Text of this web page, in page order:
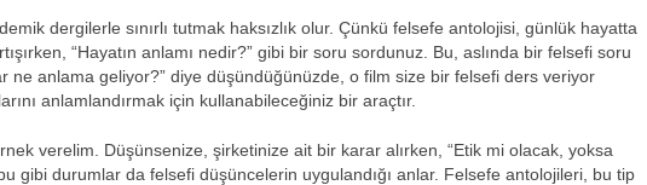
dergilerle sınırlı tutmak haksızlık olur. Çünkü felsefe antolojisi, günlük hayatta
“Hayatın anlamı nedir?” gibi bir soru sordunuz. Bu, aslında bir felsefi soru
ne anlama geliyor?” diye düşündüğünüzde, o film size bir felsefi ders veriyor
anlamlandırmak için kullanabileceğiniz bir araçtır.
verelim. Düşünsenize, şirketinize ait bir karar alırken, “Etik mi olacak, yoksa
bu gibi durumlar da felsefi düşüncelerin uygulandığı anlar. Felsefe antolojileri, bu tip